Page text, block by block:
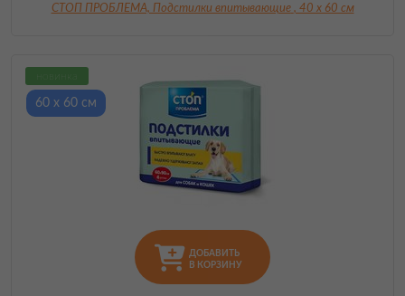
СТОП ПРОБЛЕМА, Подстилки впитывающие , 40 х 60 см
ДОБАВИТЬ
В КОРЗИНУ
60 х 60 см